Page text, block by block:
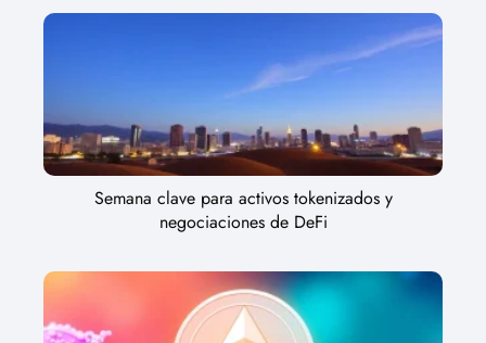
Semana clave para activos tokenizados y
negociaciones de DeFi